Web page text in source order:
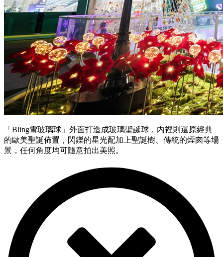
「Bling雪玻璃球」外面打造成玻璃聖誕球，內裡則還原經典
的歐美聖誕佈置，閃鑠的星光配加上聖誕樹、傳統的煙囪等場
景，任何角度均可隨意拍出美照。